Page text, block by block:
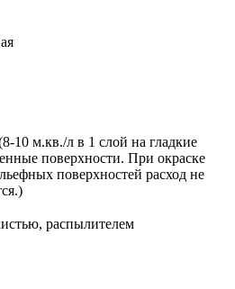
10 м.кв./л в 1 слой на гладкие
поверхности. При окраске
поверхностей расход не
распылителем